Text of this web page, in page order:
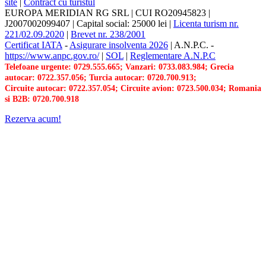
EUROPA MERIDIAN RG SRL | CUI RO20945823 |
J2007002099407 | Capital social: 25000 lei | Licenta turism nr.
221/02.09.2020 | Brevet nr. 238/2001
Certificat IATA - Asigurare insolventa 2026 | A.N.P.C. -
https://www.anpc.gov.ro/| SOL | Reglementare A.N.P.C
Telefoane urgente: 0729.555.665; Vanzari: 0733.083.984; Grecia
autocar: 0722.357.056; Turcia autocar: 0720.700.913;
Circuite autocar: 0722.357.054; Circuite avion: 0723.500.034; Romania
si B2B: 0720.700.918
Rezerva acum!